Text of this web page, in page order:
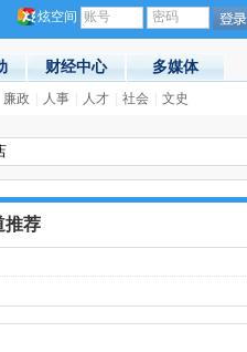
炫空间 账号 密码
文告示(19:44)
财经中心 多媒体
廉政 人事 人才 社会 文史
推荐